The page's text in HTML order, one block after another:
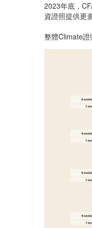
2023年底，
資證照提供更
整體Climate證